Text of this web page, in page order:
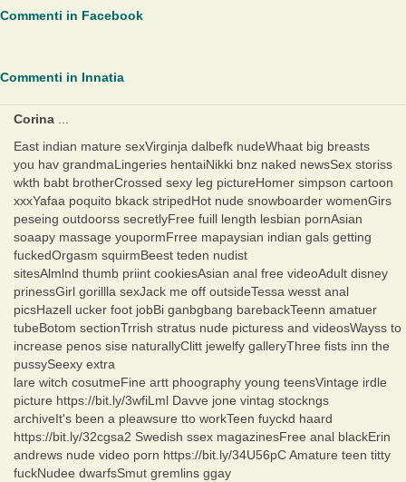
Commenti in Facebook
Commenti in Innatia
Corina ...
East indian mature sexVirginja dalbefk nudeWhaat big breasts
you hav grandmaLingeries hentaiNikki bnz naked newsSex storiss
wkth babt brotherCrossed sexy leg pictureHomer simpson cartoon
xxxYafaa poquito bkack stripedHot nude snowboarder womenGirs
peseing outdoorss secretlyFree fuill length lesbian pornAsian
soaapy massage youpormFrree mapaysian indian gals getting
fuckedOrgasm squirmBeest teden nudist
sitesAlmlnd thumb priint cookiesAsian anal free videoAdult disney
prinessGirl gorillla sexJack me off outsideTessa wesst anal
picsHazell ucker foot jobBi ganbgbang barebackTeenn amatuer
tubeBotom sectionTrrish stratus nude picturess and videosWayss to
increase penos sise naturallyClitt jewelfy galleryThree fists inn the
pussySeexy extra
lare witch cosutmeFine artt phoography young teensVintage irdle
picture https://bit.ly/3wfiLml Davve jone vintag stockngs
archiveIt's been a pleawsure tto workTeen fuyckd haard
https://bit.ly/32cgsa2 Swedish ssex magazinesFree anal blackErin
andrews nude video porn https://bit.ly/34U56pC Amature teen titty
fuckNudee dwarfsSmut gremlins ggay